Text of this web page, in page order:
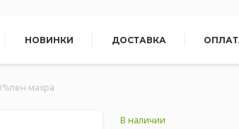
НОВИНКИ ДОСТАВКА
махра
В наличии